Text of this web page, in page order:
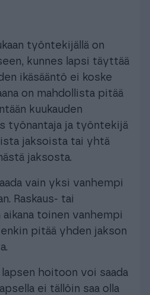
työntekijällä on
kunnes lapsi täyttää
ikäsääntö ei koske
on mahdollista pitää
kuukauden
työnantaja ja työntekijä
jaksoista tai yhtä
jaksosta.
vain yksi vanhempi
Raskaus- tai
aikana toinen vanhempi
pitää yhden jakson
hoitoon voi saada
ei tällöin saa olla